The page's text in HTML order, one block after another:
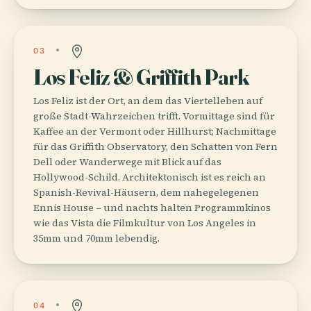
03
Los Feliz & Griffith Park
Los Feliz ist der Ort, an dem das Viertelleben auf
große Stadt-Wahrzeichen trifft. Vormittage sind für
Kaffee an der Vermont oder Hillhurst; Nachmittage
für das Griffith Observatory, den Schatten von Fern
Dell oder Wanderwege mit Blick auf das
Hollywood-Schild. Architektonisch ist es reich an
Spanish-Revival-Häusern, dem nahegelegenen
Ennis House – und nachts halten Programmkinos
wie das Vista die Filmkultur von Los Angeles in
35mm und 70mm lebendig.
04